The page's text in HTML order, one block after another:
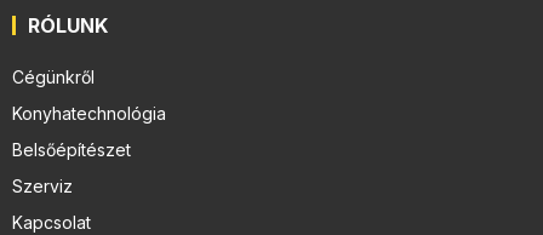
RÓLUNK
Cégünkről
Konyhatechnológia
Belsőépítészet
Szerviz
Kapcsolat